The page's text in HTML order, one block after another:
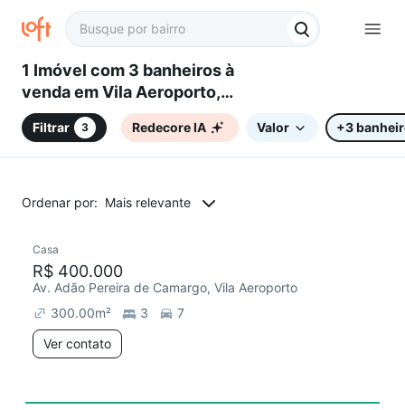
1 Imóvel com 3 banheiros à
venda em Vila Aeroporto,
Sorocaba, SP
Filtrar 3 Redecore IA Valor +3
Ordenar por: Mais relevante
Casa
R$ 400.000
Av. Adão Pereira de Camargo, Vila Aeroporto
300.00m² 3
7
Ver contato